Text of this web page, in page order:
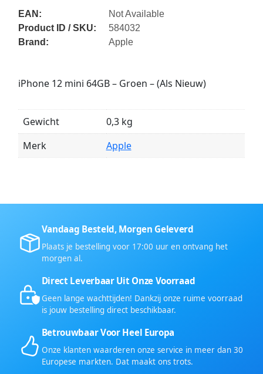
EAN:
Not Available
Product ID / SKU:
584032
Brand:
Apple
iPhone 12 mini 64GB – Groen – (Als Nieuw)
Gewicht
0,3 kg
Merk
Apple
Vandaag Besteld, Morgen Geleverd
Plaats je bestelling voor 17:00 uur en ontvang het
morgen al.
Direct Leverbaar Uit Onze Voorraad
Geen lange wachttijden! Dankzij onze ruime voorraad
is jouw bestelling direct beschikbaar.
Betrouwbaar Voor Heel Europa
Onze klanten waarderen onze service in meer dan 30
Europese markten. Dat maakt ons trots.